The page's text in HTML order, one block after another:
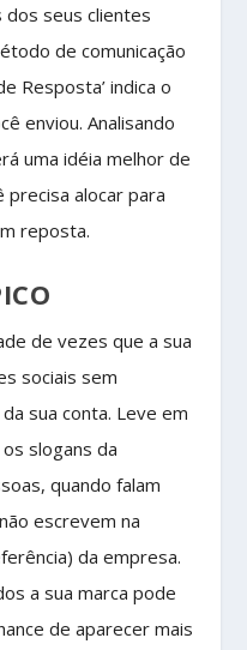
dos seus clientes
de comunicação
Resposta’ indica o
enviou. Analisando
uma idéia melhor de
precisa alocar para
reposta.
de vezes que a sua
sociais sem
sua conta. Leve em
slogans da
quando falam
escrevem na
da empresa.
a sua marca pode
de aparecer mais